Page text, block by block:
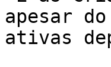
apesar
ativas